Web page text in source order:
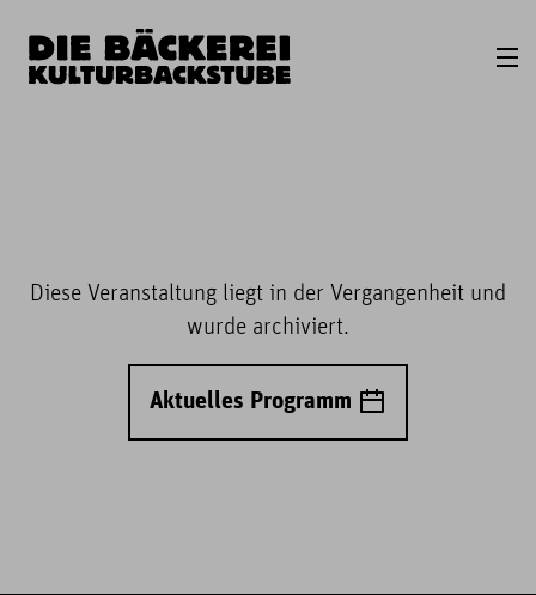
Diese Veranstaltung liegt in der Vergangenheit und
wurde archiviert.
Aktuelles Programm